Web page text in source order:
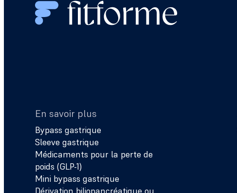
En savoir plus
Bypass gastrique
Sleeve gastrique
Médicaments pour la perte de
poids (GLP-1)
Mini bypass gastrique